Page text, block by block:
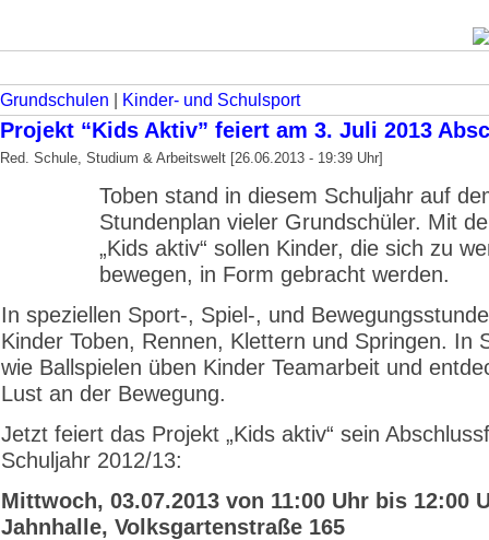
Grundschulen Kinder- und Schulsport
Projekt “Kids Aktiv” feiert am 3. Juli 2013
Red. Schule, Studium & Arbeitswelt [26.06.2013 - 19:39 Uhr]
Toben stand in diesem Schuljahr auf
Stundenplan vieler Grundschüler. Mit
„Kids aktiv“ sollen Kinder, die sich zu
bewegen, in Form gebracht werden.
In speziellen Sport-, Spiel-, und
Kinder Toben, Rennen, Klettern und Springen. In
wie Ballspielen üben Kinder Teamarbeit und
Lust an der Bewegung.
Jetzt feiert das Projekt „Kids aktiv“ sein
Schuljahr 2012/13:
Mittwoch, 03.07.2013 von 11:00 Uhr bis 12:00
Jahnhalle, Volksgartenstraße 165